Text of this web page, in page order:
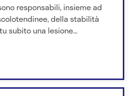
responsabili, insieme ad
della stabilità
subito una lesione...